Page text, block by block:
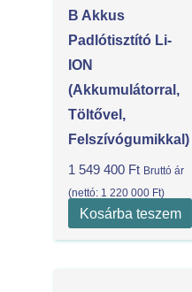
B Akkus
Padlótisztító Li-
ION
(akkumulátorral,
Töltővel,
Felszívógumikkal)
1 549 400 Ft Bruttó ár
(nettó: 1 220 000 Ft)
Kosárba teszem